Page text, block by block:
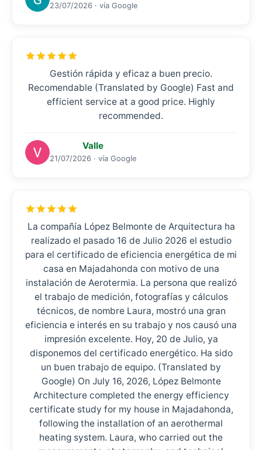
23/07/2026 · vía Google
Gestión rápida y eficaz a buen precio.
Recomendable (Translated by Google) Fast and
efficient service at a good price. Highly
recommended.
Valle
21/07/2026 · vía Google
La compañía López Belmonte de Arquitectura ha
realizado el pasado 16 de Julio 2026 el estudio
para el certificado de eficiencia energética de mi
casa en Majadahonda con motivo de una
instalación de Aerotermia. La persona que realizó
el trabajo de medición, fotografías y cálculos
técnicos, de nombre Laura, mostró una gran
eficiencia e interés en su trabajo y nos causó una
impresión excelente. Hoy, 20 de Julio, ya
disponemos del certificado energético. Ha sido
un buen trabajo de equipo. (Translated by
Google) On July 16, 2026, López Belmonte
Architecture completed the energy efficiency
certificate study for my house in Majadahonda,
following the installation of an aerothermal
heating system. Laura, who carried out the